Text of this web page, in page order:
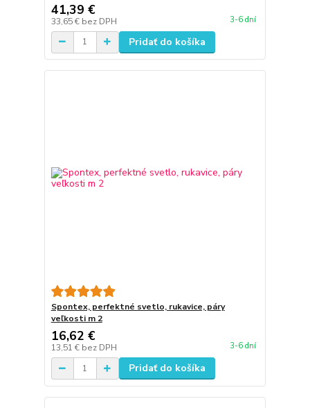
41,39 €
33,65 € bez DPH 3-6 dní
Pridať do košíka
Spontex, perfektné svetlo, rukavice, páry
veľkosti m 2
16,62 €
13,51 € bez DPH 3-6 dní
Pridať do košíka